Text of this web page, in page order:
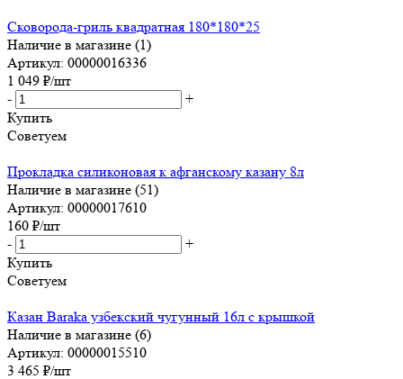
Сковорода-гриль квадратная 180*180*25
Наличие в магазине (1)
Артикул: 00000016336
1 049 ₽/шт
-
+
Купить
Советуем
Прокладка силиконовая к афганскому казану 8л
Наличие в магазине (51)
Артикул: 00000017610
160 ₽/шт
-
+
Купить
Советуем
Казан Baraka узбекский чугунный 16л с крышкой
Наличие в магазине (6)
Артикул: 00000015510
3 465 ₽/шт